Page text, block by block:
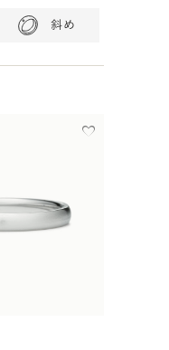
斜め